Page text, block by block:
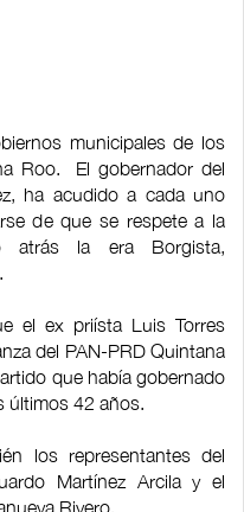
municipales de los
Roo. El gobernador del
ha acudido a cada uno
de que se respete a la
atrás la era Borgista,
el ex priísta Luis Torres
del PAN-PRD Quintana
que había gobernado
últimos 42 años.
los representantes del
Martínez Arcila y el
Rivero.